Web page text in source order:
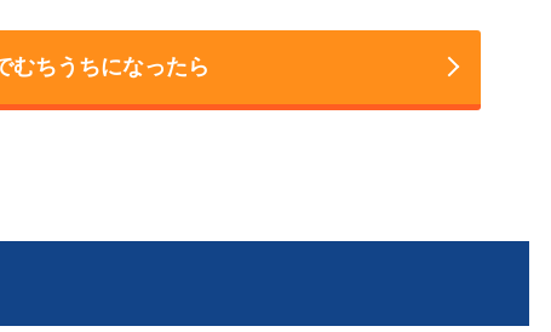
むちうちになったら